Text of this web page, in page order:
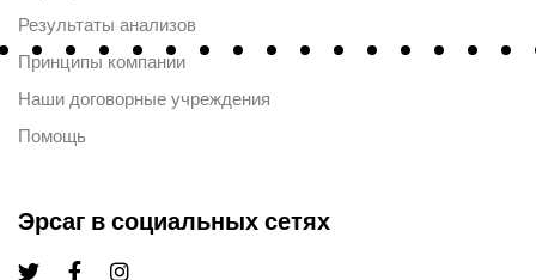
Результаты анализов
Принципы компании
Наши договорные учреждения
Помощь
Эрсаг в социальных сетях